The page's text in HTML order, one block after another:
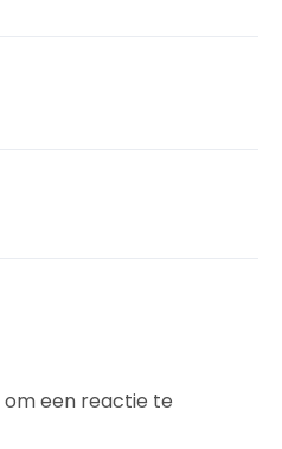
om een reactie te